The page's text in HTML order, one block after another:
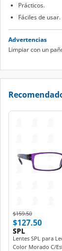
Prácticos.
Fáciles de usar.
Advertencias
Limpiar con un
Price reduced from
$159.50to
$127.50
SPL
Lentes SPL para
Color Morado C/